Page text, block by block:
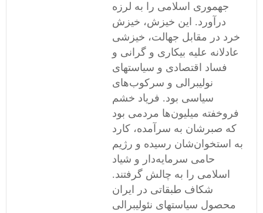
جهموری اسلامی را به لرزه
درآورد. این خیزش، خیزش
خرد در مقابل جهالت، خیزشی
عادلانه علیه بیکاری و گرانی و
فساد اقتصادی و سیاستهای
نولیبرالی و سرکوب‌های
سیاسی بود. فریاد خشم
فروخفته میلیون‌ها مردمی بود
که صبرشان به سرآمده، کارد
به استخوان‌شان رسیده و رژیم
حامی سرمایه‌دار و شیاد
اسلامی را به چالش گرفتند.
شکاف طبقاتی در ایران
محصول سیاستهای نئولیبرالی